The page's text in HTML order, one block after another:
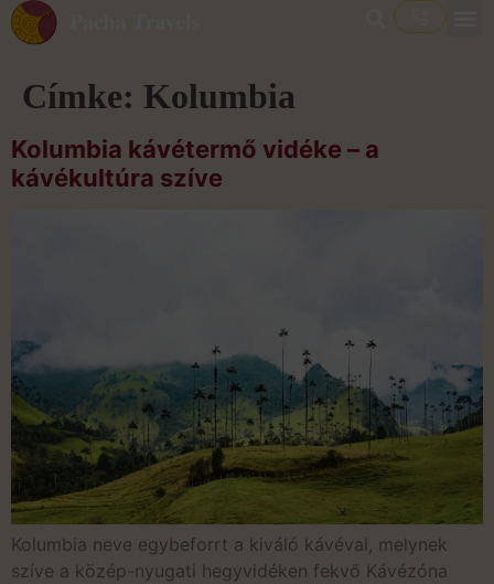
Címke: Kolumbia
Kolumbia kávétermő vidéke – a
kávékultúra szíve
Kolumbia neve egybeforrt a kiváló kávéval, melynek
szíve a közép-nyugati hegyvidéken fekvő Kávézóna